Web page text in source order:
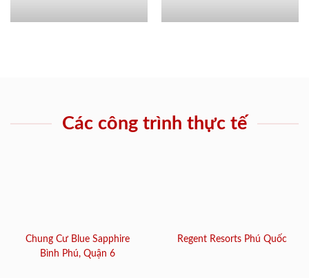
Các công trình thực tế
Chung Cư Blue Sapphire
Bình Phú, Quận 6
Regent Resorts Phú Quốc